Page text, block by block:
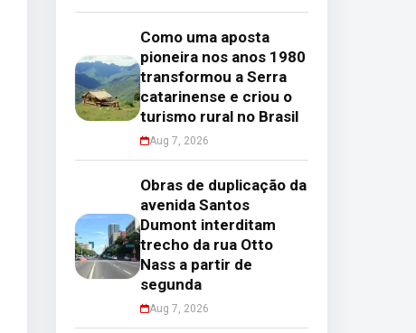
Como uma aposta
pioneira nos anos 1980
transformou a Serra
catarinense e criou o
turismo rural no Brasil
Aug 7, 2026
Obras de duplicação da
avenida Santos
Dumont interditam
trecho da rua Otto
Nass a partir de
segunda
Aug 7, 2026